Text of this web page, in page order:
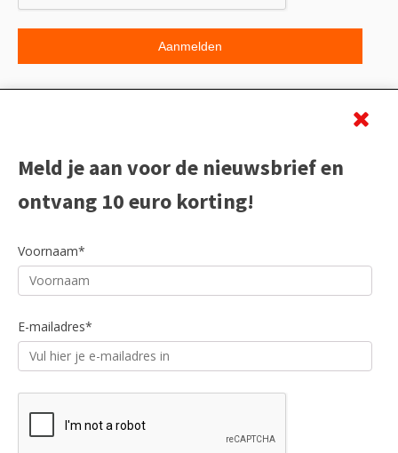
Meld je aan voor de nieuwsbrief en
ontvang 10 euro korting!
Voornaam*
E-mailadres*